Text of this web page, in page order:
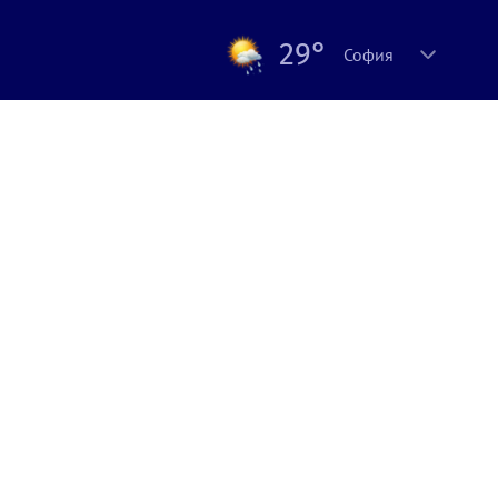
29° София